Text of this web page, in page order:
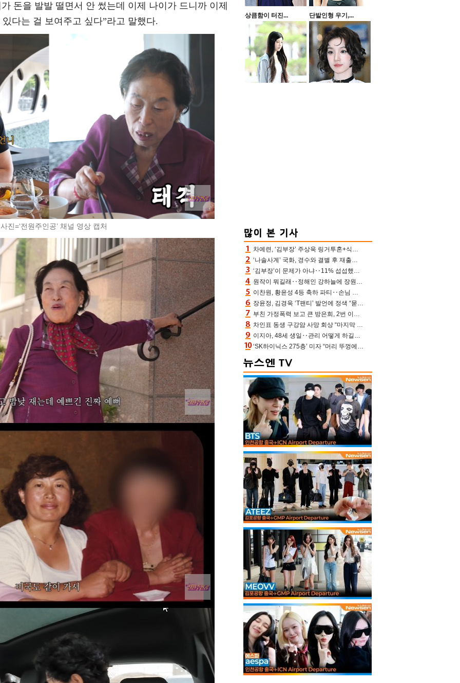
돈을 발발 떨면서 안 썼는데 이제 나이가 드니까 이제
다는 걸 보여주고 싶다”라고 말했다.
진=‘전원주인공’ 채널 영상 캡처
상큼함이 터진... 단발인형 우기,...
차예련, ‘김부장’ 주상욱 링거투혼+식스팩 비화 “옷 벗는데 아저씨는 안 된다고”(차장금)
‘나솔사계’ 국화, 경수와 결별 후 재출연…첫인상 3표 몰표
‘김부장’이 문제가 아냐‥11% 섭섭했던 ‘재벌X형사2’ 돈·빽 총동원해 컴백 [TV보고서]
원작이 뭐길래‥정해인 강하늘에 장원영까지 참여한 이 영화
이찬원, 황윤성 4등 축하 파티‥손님 모으려 블랙핑크 지수와 친한 척(편스토랑)[어제TV]
장윤정, 김경욱 ‘T팬티’ 발언에 정색 “묻지 않았는데, 그것도 성희롱”(장공장)
부친 가정폭력 보고 큰 방은희, 2번 이혼 후 잠수→母 고독사에 자책(특종세상)[어제TV]
차인표 동생 구강암 사망 회상 “마지막 순간 동생 손 잡아준 신애라, 두고두고 고마워” (신애라이프)
이지아, 48세 생일‥관리 어떻게 하길래 놀라운 동안 미모
‘SK하이닉스 275층’ 미자 “머리 뚜껑에서 사, 주식만 안 해도 돈 버는 것”